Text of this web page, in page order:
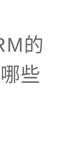
的
些